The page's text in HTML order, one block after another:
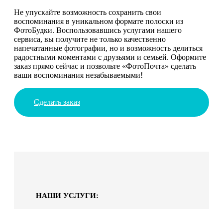
Не упускайте возможность сохранить свои
воспоминания в уникальном формате полоски из
ФотоБудки. Воспользовавшись услугами нашего
сервиса, вы получите не только качественно
напечатанные фотографии, но и возможность делиться
радостными моментами с друзьями и семьей. Оформите
заказ прямо сейчас и позвольте «ФотоПочта» сделать
ваши воспоминания незабываемыми!
Сделать заказ
НАШИ УСЛУГИ: